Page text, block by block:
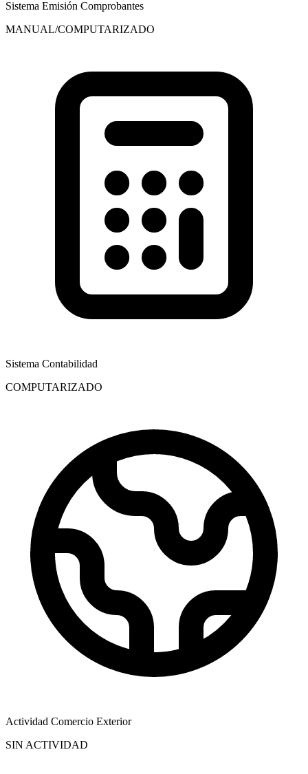
Sistema Emisión Comprobantes
MANUAL/COMPUTARIZADO
Sistema Contabilidad
COMPUTARIZADO
Actividad Comercio Exterior
SIN ACTIVIDAD